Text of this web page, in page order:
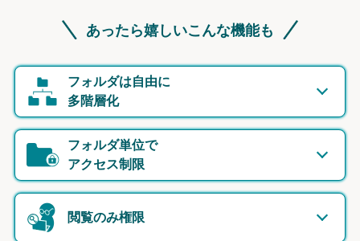
あったら嬉しいこんな機能も
フォルダは自由に
多階層化
フォルダ単位で
アクセス制限
閲覧のみ権限